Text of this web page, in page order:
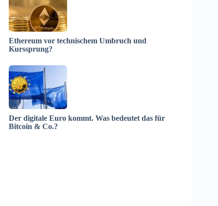
Ethereum vor technischem Umbruch und
Kurssprung?
Der digitale Euro kommt. Was bedeutet das für
Bitcoin & Co.?